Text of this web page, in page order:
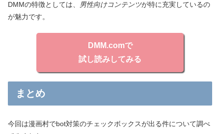
DMMの特徴としては、 男性向けコンテンツが特に充実しているの
が魅力です。
DMM.comで
試し読みしてみる
まとめ
今回は漫画村でbot対策のチェックボックスが出る件について調べ